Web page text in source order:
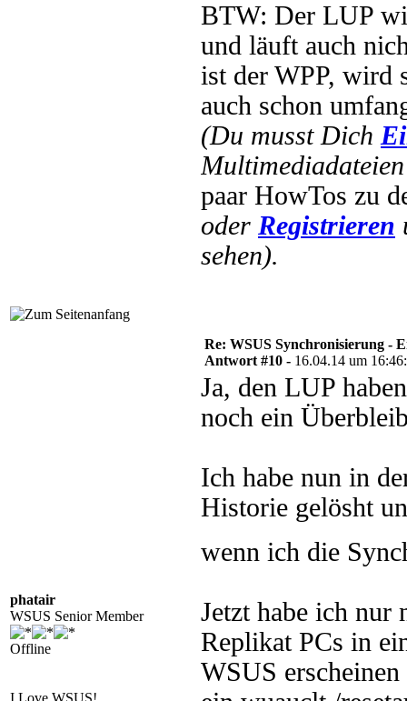
BTW: Der LUP
und läuft auch
ist der WPP, wird
auch schon
(Du musst Dich
paar HowTos zu
oder Registrieren
sehen).
phatair
WSUS Senior Member
Offline
I Love WSUS!
Re: WSUS Synchronisierung -
Antwort #10 - 16.04.14 um
Ja, den LUP
noch ein
Ich habe nun in
Historie gelösht
wenn ich die
Jetzt habe ich nur
Replikat PCs in
WSUS